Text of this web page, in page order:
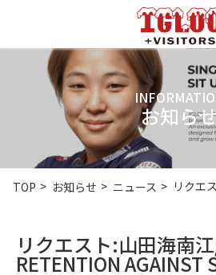
お知ら
TOP お知らせ ニュース リクエ
リクエスト:山田海南
RETENTION AGAINST